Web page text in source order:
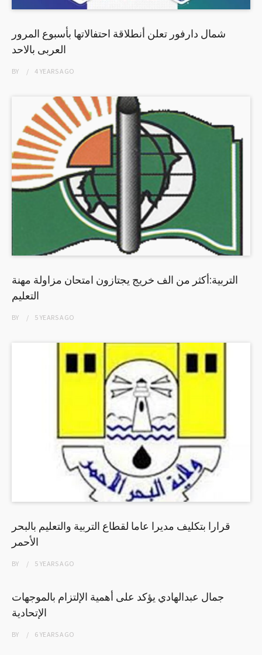
شمال دارفور تعلن أنطلاقة احتفالاتها بأسبوع المرور
العربى بالاحد
BY 4 YEARSAGO
التربية:أكثر من الف خريج يجتازون امتحان مزاولة مهنة
التعليم
BY 5 YEARSAGO
قرارا بتكليف مديرا عاما لقطاع التربية والتعليم بالبحر
الأحمر
BY 5 YEARSAGO
جمال عبدالهادي يؤكد على أهمية الإلتزام بالموجهات
الإتحادية
BY 6 YEARSAGO